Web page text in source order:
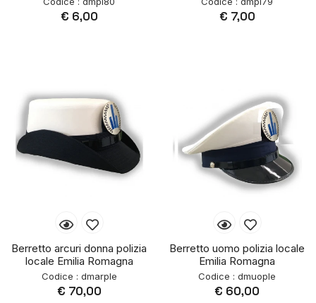
€ 6,00 € 7,00
Berretto arcuri donna polizia
locale Emilia Romagna
Codice : dmarple
€ 70,00
Berretto uomo polizia locale
Emilia Romagna
Codice : dmuople
€ 60,00